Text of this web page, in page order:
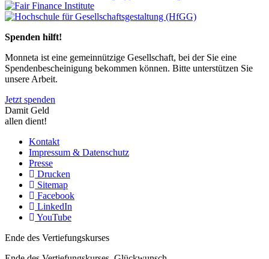
Spenden hilft!
Monneta ist eine gemeinnützige Gesellschaft, bei der Sie eine
Spendenbescheinigung bekommen können. Bitte unterstützen Sie
unsere Arbeit.
Jetzt spenden
Damit Geld
allen dient!
Kontakt
Impressum & Datenschutz
Presse
Drucken
Sitemap
Facebook
LinkedIn
YouTube
Ende des Vertiefungskurses